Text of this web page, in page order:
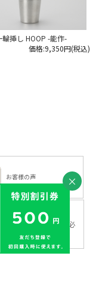
買い物はプロフィールリ
うぞ。
もの屋 #丁寧な暮らし #暮
#通販サイト #ECサイト #
ョップ #インターネット
#職人 #職人技 #伝統工芸 #
輪挿し HOOP -能作-
価格:9,350円(税込)
お客様の声
料無料です。
（地域による）が必
×